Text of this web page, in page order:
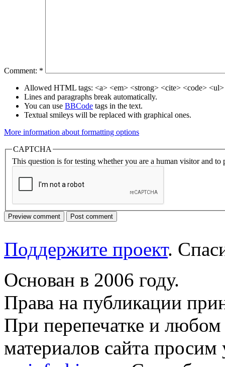
Comment: *
Allowed HTML tags: <a> <em> <strong> <cite> <code>
Lines and paragraphs break automatically.
You can use BBCode tags in the text.
Textual smileys will be replaced with graphical ones.
More information about formatting options
CAPTCHA
This question is for testing whether you are a human visitor and to
Поддержите проект.
Основан в 2006 году.
Права на публикации
При перепечатке и
материалов сайта просим